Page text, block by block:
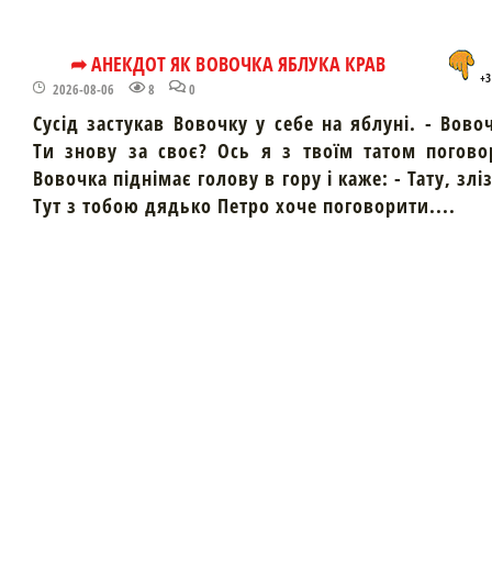
➦ АНЕКДОТ ЯК ВОВОЧКА ЯБЛУКА КРАВ
2026-08-06 8 0
+3
Сусід застукав Вовочку у себе на яблуні. -
Ти знову за своє? Ось я з твоїм татом
Вовочка піднімає голову в гору і каже: - Тату,
Тут з тобою дядько Петро хоче поговорити....